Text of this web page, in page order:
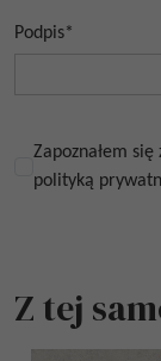
Podpis*
Zapoznałem
polityką
Z tej